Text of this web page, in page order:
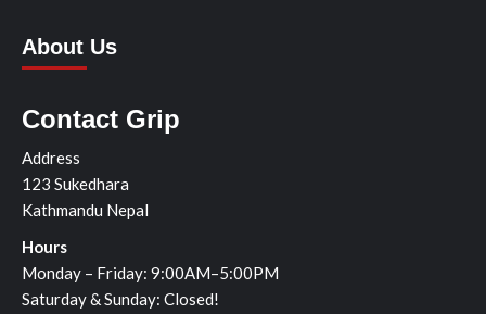
About Us
Contact Grip
Address
123 Sukedhara
Kathmandu Nepal
Hours
Monday – Friday: 9:00AM–5:00PM
Saturday & Sunday: Closed!